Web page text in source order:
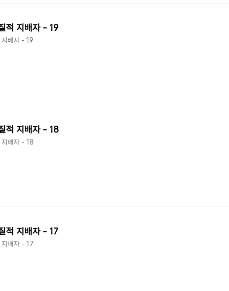
적 지배자 - 19
지배자 - 19
적 지배자 - 18
지배자 - 18
적 지배자 - 17
지배자 - 17